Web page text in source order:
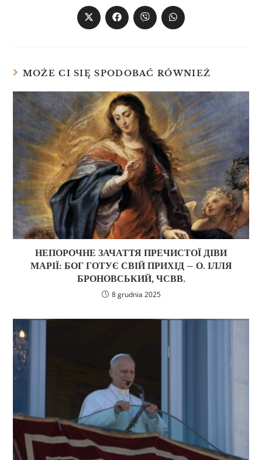
MOŻE CI SIĘ SPODOBAĆ RÓWNIEŻ
НЕПОРОЧНЕ ЗАЧАТТЯ ПРЕЧИСТОЇ ДІВИ
МАРІЇ: БОГ ГОТУЄ СВІЙ ПРИХІД – О. ІЛЛЯ
БРОНОВСЬКИЙ, ЧСВВ.
8 grudnia 2025